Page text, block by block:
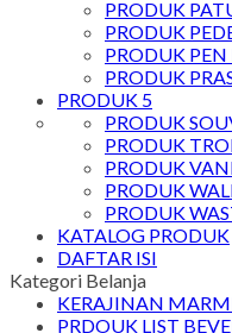
PRODUK
PRODUK
PRODUK
PRODUK
PRODUK 5
PRODUK
PRODUK
PRODUK
PRODUK
PRODUK
KATALOG PRODUK
DAFTAR ISI
Kategori Belanja
KERAJINAN
PRDOUK LIST